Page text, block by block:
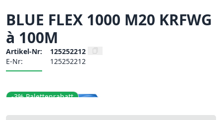
BLUE FLEX 1000 M20 KRFWG
à 100M
Artikel-Nr:
125252212
E-Nr:
125252212
-3% Palettenrabatt